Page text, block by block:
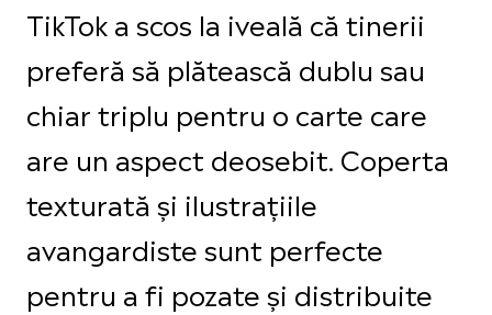
TikTok a scos la iveală că tinerii
preferă să plătească dublu sau
chiar triplu pentru o carte care
are un aspect deosebit. Coperta
texturată și ilustrațiile
avangardiste sunt perfecte
pentru a fi pozate și distribuite